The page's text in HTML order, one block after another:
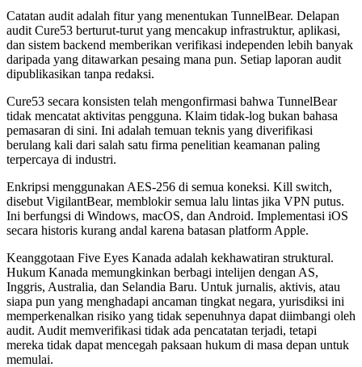
Catatan audit adalah fitur yang menentukan TunnelBear. Delapan
audit Cure53 berturut-turut yang mencakup infrastruktur, aplikasi,
dan sistem backend memberikan verifikasi independen lebih banyak
daripada yang ditawarkan pesaing mana pun. Setiap laporan audit
dipublikasikan tanpa redaksi.
Cure53 secara konsisten telah mengonfirmasi bahwa TunnelBear
tidak mencatat aktivitas pengguna. Klaim tidak-log bukan bahasa
pemasaran di sini. Ini adalah temuan teknis yang diverifikasi
berulang kali dari salah satu firma penelitian keamanan paling
terpercaya di industri.
Enkripsi menggunakan AES-256 di semua koneksi. Kill switch,
disebut VigilantBear, memblokir semua lalu lintas jika VPN putus.
Ini berfungsi di Windows, macOS, dan Android. Implementasi iOS
secara historis kurang andal karena batasan platform Apple.
Keanggotaan Five Eyes Kanada adalah kekhawatiran struktural.
Hukum Kanada memungkinkan berbagi intelijen dengan AS,
Inggris, Australia, dan Selandia Baru. Untuk jurnalis, aktivis, atau
siapa pun yang menghadapi ancaman tingkat negara, yurisdiksi ini
memperkenalkan risiko yang tidak sepenuhnya dapat diimbangi oleh
audit. Audit memverifikasi tidak ada pencatatan terjadi, tetapi
mereka tidak dapat mencegah paksaan hukum di masa depan untuk
memulai.